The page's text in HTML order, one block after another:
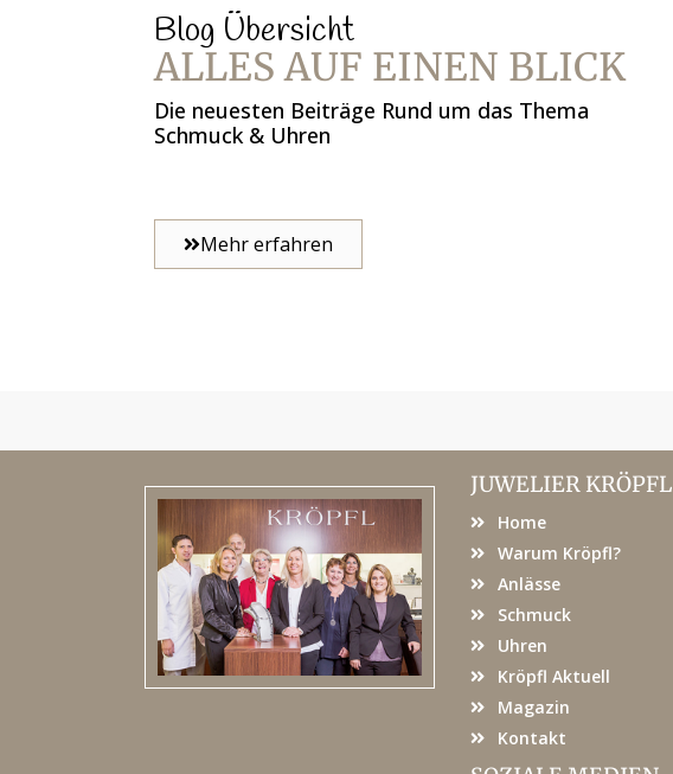
Blog Übersicht
ALLES AUF EINEN BLICK
Die neuesten Beiträge Rund um das Thema
Schmuck & Uhren
Mehr erfahren
JUWELIER KRÖPFL
Home
Warum Kröpfl?
Anlässe
Schmuck
Uhren
Kröpfl Aktuell
Magazin
Kontakt